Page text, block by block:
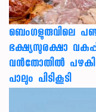
ബെംഗളൂരുവിലെ
ഭക്ഷ്യസുരക്ഷാ
വൻതോതിൽ
പാലും പിടികൂടി